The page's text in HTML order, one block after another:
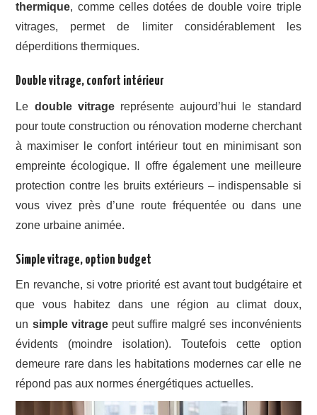
thermique, comme celles dotées de double voire triple
vitrages, permet de limiter considérablement les
déperditions thermiques.
Double vitrage, confort intérieur
Le double vitragereprésente aujourd’hui le standard
pour toute construction ou rénovation moderne cherchant
à maximiser le confort intérieur tout en minimisant son
empreinte écologique. Il offre également une meilleure
protection contre les bruits extérieurs – indispensable si
vous vivez près d’une route fréquentée ou dans une
zone urbaine animée.
Simple vitrage, option budget
En revanche, si votre priorité est avant tout budgétaire et
que vous habitez dans une région au climat doux,
un simple vitragepeut suffire malgré ses inconvénients
évidents (moindre isolation). Toutefois cette option
demeure rare dans les habitations modernes car elle ne
répond pas aux normes énergétiques actuelles.